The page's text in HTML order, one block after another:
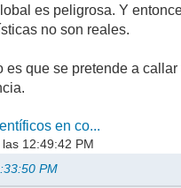
es peligrosa. Y
no son reales.
que se pretende a
en co...
las 12:49:42 PM
PM